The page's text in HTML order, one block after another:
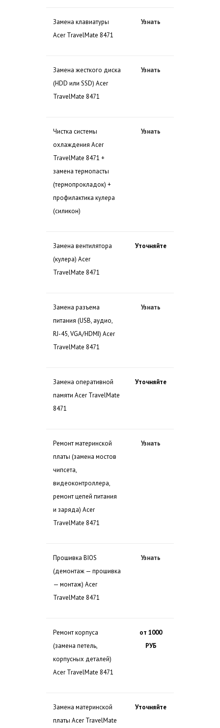
Замена клавиатуры
Acer TravelMate 8471
Узнать
Замена жесткого диска
(HDD или SSD) Acer
TravelMate 8471
Узнать
Чистка системы
охлаждения Acer
TravelMate 8471 +
замена термопасты
(термопрокладок) +
профилактика кулера
(силикон)
Узнать
Замена вентилятора
(кулера) Acer
TravelMate 8471
Уточняйте
Замена разъема
питания (USB, аудио,
RJ-45, VGA/HDMI) Acer
TravelMate 8471
Узнать
Замена оперативной
памяти Acer TravelMate
8471
Уточняйте
Ремонт материнской
платы (замена мостов
чипсета,
видеоконтроллера,
ремонт цепей питания
и заряда) Acer
TravelMate 8471
Узнать
Прошивка BIOS
(демонтаж — прошивка
— монтаж) Acer
TravelMate 8471
Узнать
Ремонт корпуса
(замена петель,
корпусных деталей)
Acer TravelMate 8471
от 1000
РУБ
Замена материнской
платы Acer TravelMate
Уточняйте